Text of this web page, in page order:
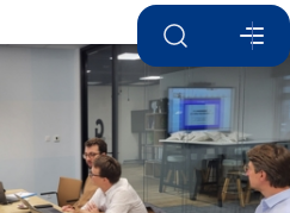
Suche öffnen